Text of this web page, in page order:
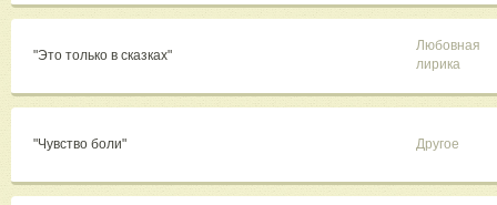
"Это только в сказках"
Любовная
лирика
"Чувство боли" Другое